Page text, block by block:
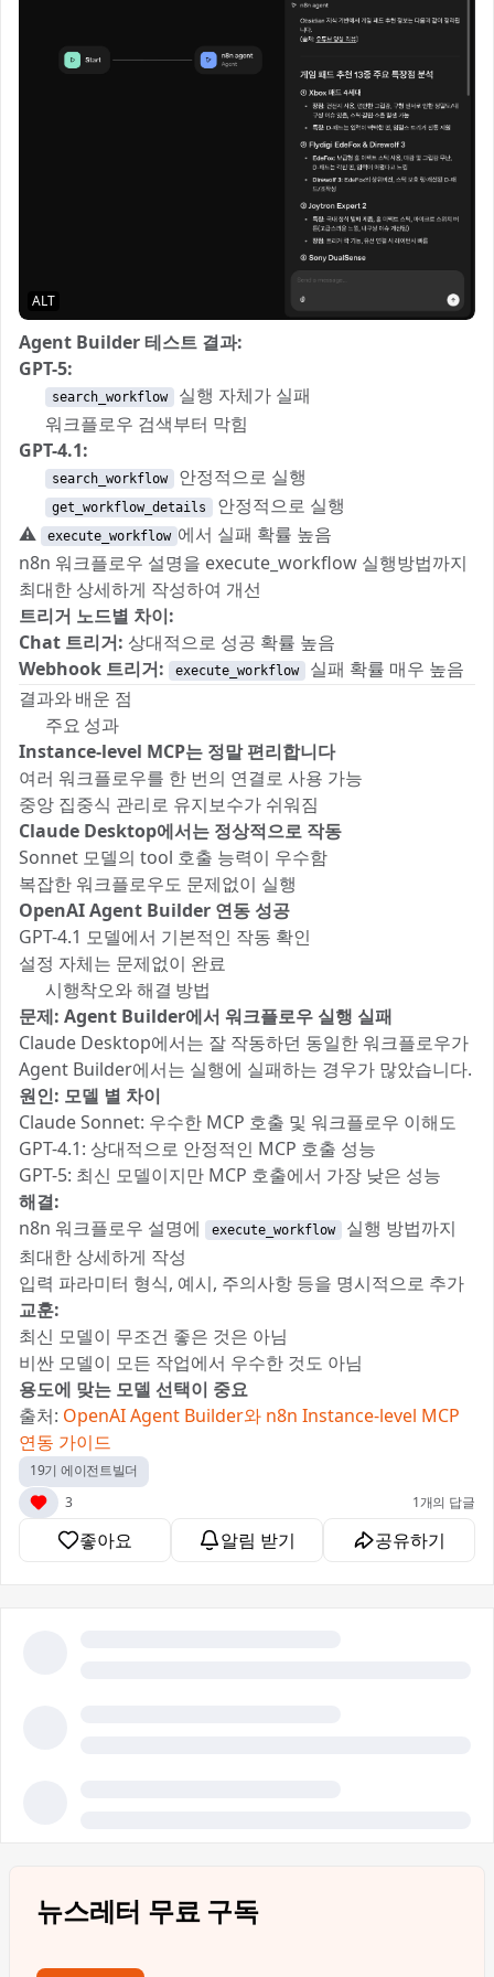
ALT
Agent Builder 테스트 결과:
GPT-5:
search_workflow
실행 자체가 실패
❌ 워크플로우 검색부터 막힘
GPT-4.1:
search_workflow
안정적으로 실행
get_workflow_details
안정적으로 실행
⚠️
execute_workflow 에서 실패 확률 높음
n8n 워크플로우 설명을 execute_workflow 실행방법까지
최대한 상세하게 작성하여 개선
트리거 노드별 차이:
Chat 트리거: 상대적으로 성공 확률 높음
Webhook 트리거:
execute_workflow
실패 확률 매우 높음
결과와 배운 점
🎯 주요 성과
Instance-level MCP는 정말 편리합니다
여러 워크플로우를 한 번의 연결로 사용 가능
중앙 집중식 관리로 유지보수가 쉬워짐
Claude Desktop에서는 정상적으로 작동
Sonnet 모델의 tool 호출 능력이 우수함
복잡한 워크플로우도 문제없이 실행
OpenAI Agent Builder 연동 성공
GPT-4.1 모델에서 기본적인 작동 확인
설정 자체는 문제없이 완료
🔧 시행착오와 해결 방법
문제: Agent Builder에서 워크플로우 실행 실패
Claude Desktop에서는 잘 작동하던 동일한 워크플로우가
Agent Builder에서는 실행에 실패하는 경우가 많았습니다.
원인: 모델 별 차이
Claude Sonnet: 우수한 MCP 호출 및 워크플로우 이해도
GPT-4.1: 상대적으로 안정적인 MCP 호출 성능
GPT-5: 최신 모델이지만 MCP 호출에서 가장 낮은 성능
해결:
n8n 워크플로우 설명에
execute_workflow
실행 방법까지
최대한 상세하게 작성
입력 파라미터 형식, 예시, 주의사항 등을 명시적으로 추가
교훈:
최신 모델이 무조건 좋은 것은 아님
비싼 모델이 모든 작업에서 우수한 것도 아님
용도에 맞는 모델 선택이 중요
출처: OpenAI Agent Builder와 n8n Instance-level MCP
연동 가이드
19기 에이전트빌더
3
1개의 답글
좋아요 알림 받기 공유하기
뉴스레터 무료 구독